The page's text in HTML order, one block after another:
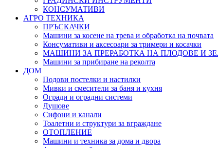
КОНСУМАТИВИ
АГРО ТЕХНИКА
ПРЪСКАЧКИ
Машини за косене на трева и обработка на почвата
Консумативи и аксесоари за тримери и косачки
МАШИНИ ЗА ПРЕРАБОТКА НА ПЛОДОВЕ И
Машини за прибиране на реколта
ДОМ
Подови постелки и настилки
Мивки и смесители за баня и кухня
Огради и оградни системи
Душове
Сифони и канали
Тоалетни и структури за вграждане
ОТОПЛЕНИЕ
Машини и техника за дома и двора